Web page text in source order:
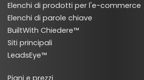
Elenchi di prodotti per l'e-commerce
Elenchi di parole chiave
BuiltWith Chiedere™
Siti principali
LeadsEye™